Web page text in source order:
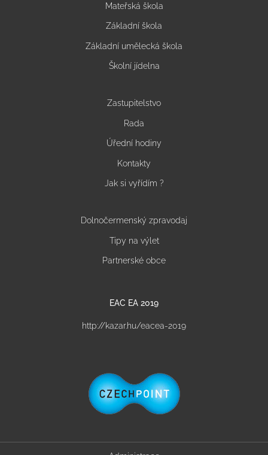
Mateřská škola
Základní škola
Základní umělecká škola
Školní jídelna
Zastupitelstvo
Rada
Úřední hodiny
Kontakty
Jak si vyřídím ?
Dolnočermenský zpravodaj
Tipy na výlet
Partnerské obce
EAC EA 2019
http://kazar.hu/eacea-2019